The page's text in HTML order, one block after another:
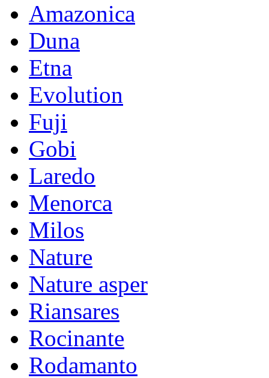
Amazonica
Duna
Etna
Evolution
Fuji
Gobi
Laredo
Menorca
Milos
Nature
Nature asper
Riansares
Rocinante
Rodamanto